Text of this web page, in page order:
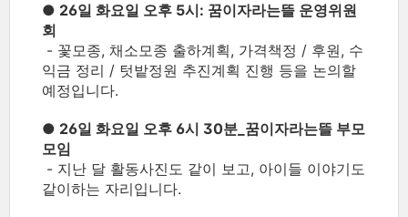
● 26일 화요일 오후 5시: 꿈이자라는뜰 운영위원
회
- 꽃모종, 채소모종 출하계획, 가격책정 / 후원, 수
익금 정리 / 텃밭정원 추진계획 진행 등을 논의할
예정입니다.
● 26일 화요일 오후 6시 30분_꿈이자라는뜰 부모
모임
- 지난 달 활동사진도 같이 보고, 아이들 이야기도
같이하는 자리입니다.